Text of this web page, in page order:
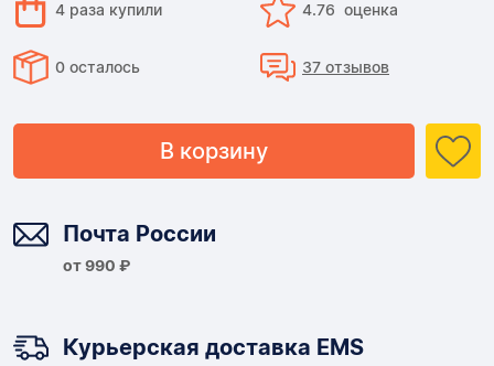
4 раза купили 4.76 оценка
0 осталось 37 отзывов
В корзину
Почта России
от 990 ₽
Курьерская доставка EMS